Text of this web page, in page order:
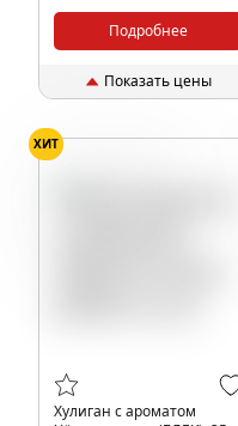
Подробнее
Показать цены
ХИТ
Хулиган с ароматом